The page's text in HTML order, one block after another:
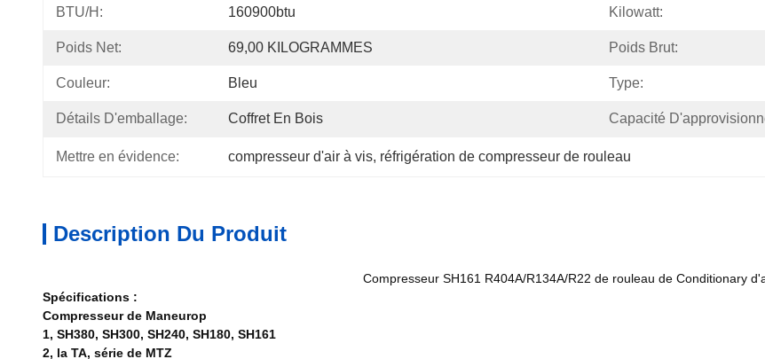
BTU/H: 160900btu Kilowatt:
Poids Net: 69,00 KILOGRAMMES Poids Brut:
Couleur: Bleu Type:
Détails D'emballage: Coffret En Bois Capacité
Mettre en évidence: compresseur d'air à vis, réfrigération de compresseur de rouleau
Description Du Produit
Compresseur SH161 R404A/R134A/R22 de rouleau de Conditionary
Spécifications :
Compresseur de Maneurop
1, SH380, SH300, SH240, SH180, SH161
2, la TA, série de MTZ